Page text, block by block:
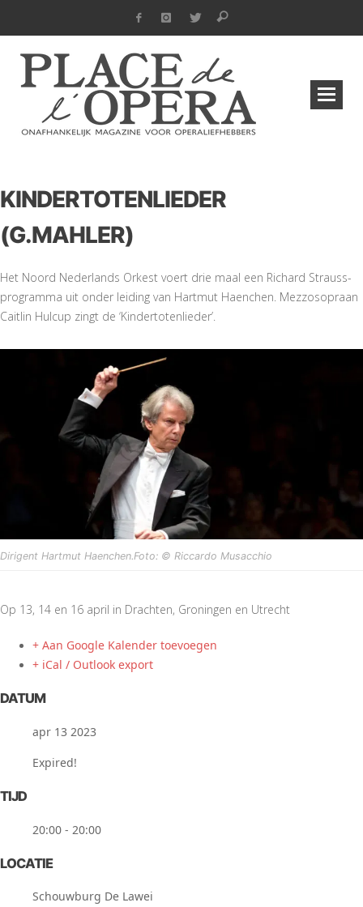
KINDERTOTENLIEDER
(G.MAHLER)
Het Noord Nederlands Orkest voert drie maal een Richard Strauss-
programma uit onder leiding van Hartmut Haenchen. Mezzosopraan
Caitlin Hulcup zingt de ‘Kindertotenlieder’.
Dirigent Hartmut Haenchen.Foto: © Riccardo Musacchio
Op 13, 14 en 16 april in Drachten, Groningen en Utrecht
+ Aan Google Kalender toevoegen
+ iCal / Outlook export
DATUM
apr 13 2023
Expired!
TIJD
20:00 - 20:00
LOCATIE
Schouwburg De Lawei